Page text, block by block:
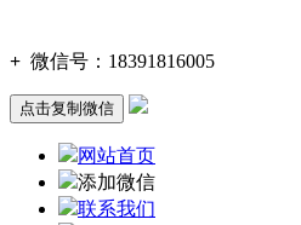
+ 微信号： 18391816005
点击复制微信
网站首页
添加微信
联系我们